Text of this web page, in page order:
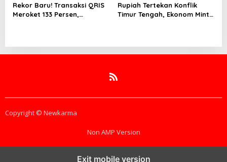
Rekor Baru! Transaksi QRIS
Meroket 133 Persen,
Rupiah Tertekan Konflik
Timur Tengah, Ekonom Minta
Copyright © Newkarma
Non AMP Version
Exit mobile version